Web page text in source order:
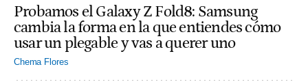
Probamos el Galaxy Z Fold8: Samsung
cambia la forma en la que entiendes cómo
usar un plegable y vas a querer uno
Chema Flores